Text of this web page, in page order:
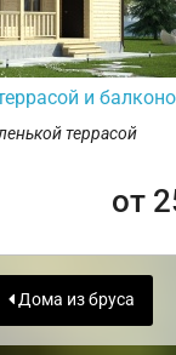
и
террасой
от
Дома из бруса